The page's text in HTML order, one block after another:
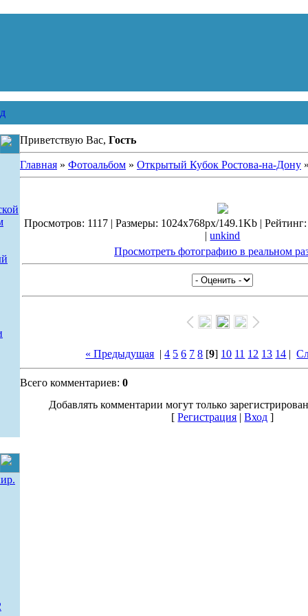
Приветствую Вас, Гость
Главная» Фотоальбом» Открытый Кубок Ростова-на-Дону
Просмотров: 1117 | Размеры: 1024x768px/149.1Kb |
|unkind
Просмотреть фотографию в реальном
« Предыдущая |4 5 6 7 8 [9] 10 11 12 13 14 |
Всего комментариев: 0
Добавлять комментарии могут только
[Регистрация |Вход ]